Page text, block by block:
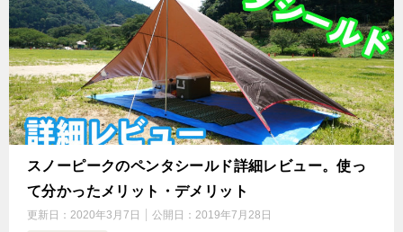
スノーピークのペンタシールド詳細レビュー。使っ
て分かったメリット・デメリット
更新日： 2020年3月7日 公開日： 2019年7月28日